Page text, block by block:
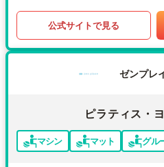
公式サイトで見る
ゼンプレ
ピラティス・
マシン マット グル